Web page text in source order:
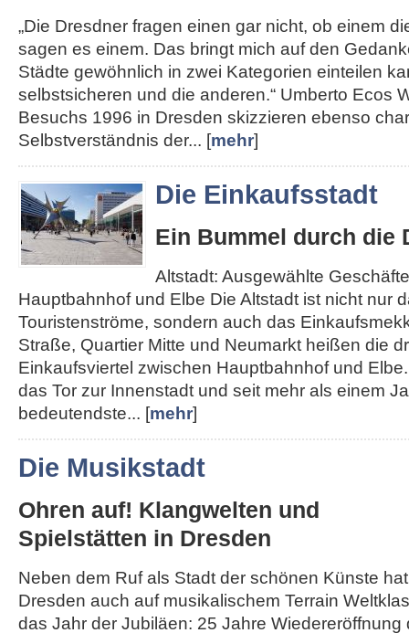
„Die Dresdner fragen einen gar nicht, ob einem
sagen es einem. Das bringt mich auf den
Städte gewöhnlich in zwei Kategorien einteilen
selbstsicheren und die anderen.“ Umberto Ecos
Besuchs 1996 in Dresden skizzieren ebenso
Selbstverständnis der... [mehr]
Die Einkaufsstadt
Ein Bummel durch die
Altstadt: Ausgewählte
Hauptbahnhof und Elbe Die Altstadt ist nicht nur
Touristenströme, sondern auch das
Straße, Quartier Mitte und Neumarkt heißen die
Einkaufsviertel zwischen Hauptbahnhof und
das Tor zur Innenstadt und seit mehr als einem
bedeutendste... [mehr]
Die Musikstadt
Ohren auf! Klangwelten und
Spielstätten in Dresden
Neben dem Ruf als Stadt der schönen Künste hat
Dresden auch auf musikalischem Terrain
das Jahr der Jubiläen: 25 Jahre Wiedereröffnung